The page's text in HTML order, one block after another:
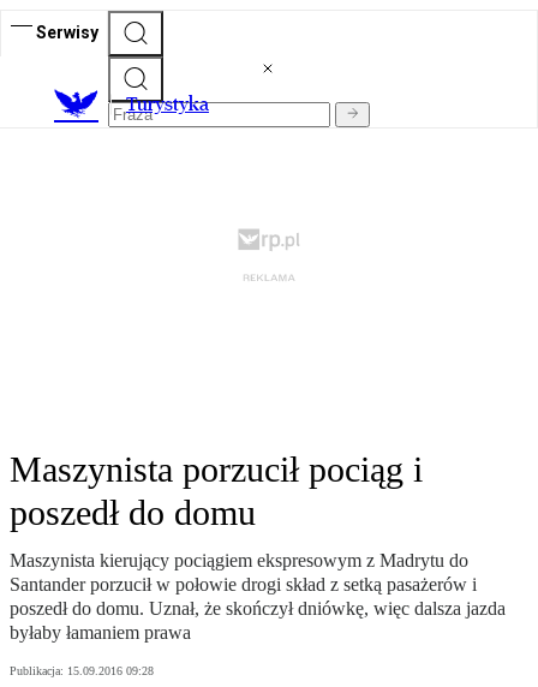
Serwisy
Turystyka
Maszynista porzucił pociąg i
poszedł do domu
Maszynista kierujący pociągiem ekspresowym z Madrytu do
Santander porzucił w połowie drogi skład z setką pasażerów i
poszedł do domu. Uznał, że skończył dniówkę, więc dalsza jazda
byłaby łamaniem prawa
Publikacja: 15.09.2016 09:28